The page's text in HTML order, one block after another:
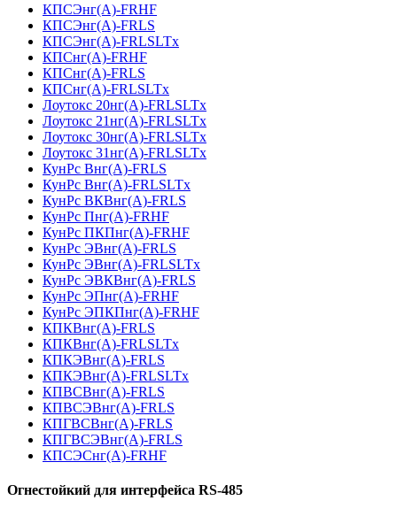
КПСЭнг(А)-FRHF
КПСЭнг(А)-FRLS
КПСЭнг(А)-FRLSLTx
КПСнг(А)-FRHF
КПСнг(А)-FRLS
КПСнг(А)-FRLSLTx
Лоутокс 20нг(А)-FRLSLTx
Лоутокс 21нг(А)-FRLSLTx
Лоутокс 30нг(А)-FRLSLTx
Лоутокс 31нг(А)-FRLSLTx
КунРс Внг(А)-FRLS
КунРс Внг(А)-FRLSLTx
КунРс ВКВнг(А)-FRLS
КунРс Пнг(А)-FRHF
КунРс ПКПнг(А)-FRHF
КунРс ЭВнг(А)-FRLS
КунРс ЭВнг(А)-FRLSLTx
КунРс ЭВКВнг(А)-FRLS
КунРс ЭПнг(А)-FRHF
КунРс ЭПКПнг(А)-FRHF
КПКВнг(А)-FRLS
КПКВнг(А)-FRLSLTx
КПКЭВнг(А)-FRLS
КПКЭВнг(А)-FRLSLTx
КПВСВнг(А)-FRLS
КПВСЭВнг(А)-FRLS
КПГВСВнг(А)-FRLS
КПГВСЭВнг(А)-FRLS
КПСЭСнг(А)-FRHF
Огнестойкий для интерфейса RS-485